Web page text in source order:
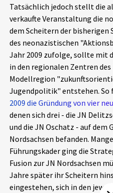
Alle Beiträge
Veranstaltungen
Pressemitteilungen
Podcasts
Über uns
Projektbeschreibung
Kontakt
Unterstützer_innen
Spenden
chronik.LE in der Presse
Tatsächlich jedoch stellt die
verkaufte Veranstaltung die
dem Scheitern der bisherigen
des neonazistischen
Jahr 2009 zufolge, sollte mit
in den regionalen Zentren
Modellregion
Jugendpolitik" entstehen. So
2009 die Gründung von vier
denen sich drei - die JN
und die JN Oschatz - auf dem
Nordsachsen befanden.
Führungskader ging die
Fusion zur JN Nordsachsen
Jahre später ihr Scheitern
eingestehen, sich in den